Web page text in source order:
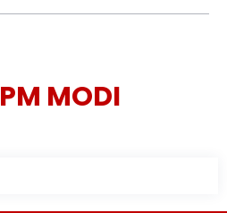
PM MODI